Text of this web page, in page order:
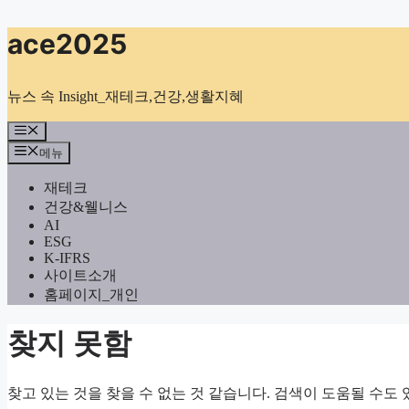
컨
텐
로
너
뛰
기
ace2025
뉴스 속 Insight_재테크,건강,생활지혜
메
뉴
메뉴
재테크
건강&웰니스
AI
ESG
K-IFRS
사이트소개
홈페이지_개인
찾지 못함
찾고 있는 것을 찾을 수 없는 것 같습니다. 검색이 도움될 수도